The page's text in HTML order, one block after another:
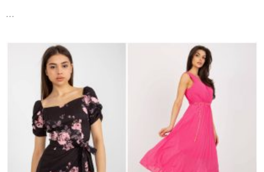
…